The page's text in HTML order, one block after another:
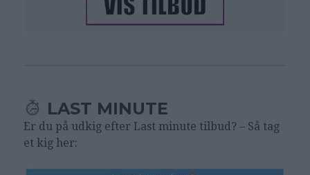
LAST MINUTE
Er du på udkig efter Last minute tilbud? – Så tag
et kig her: